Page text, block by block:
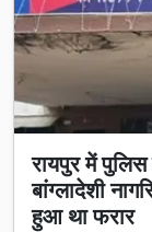
रायपुर में
बांग्लादेशी
हुआ था फरार